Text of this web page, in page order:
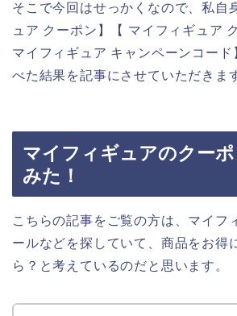
そこで今回はせっかくなので、私自
ュア クーポン】【 マイフィギュア
マイフィギュア キャンペーンコード
べた結果を記事にさせていただきま
マイフィギュアのクー
みた！
こちらの記事をご覧の方は、マイフ
ールなどを探していて、商品をお得
ら？と考えているのだと思います。